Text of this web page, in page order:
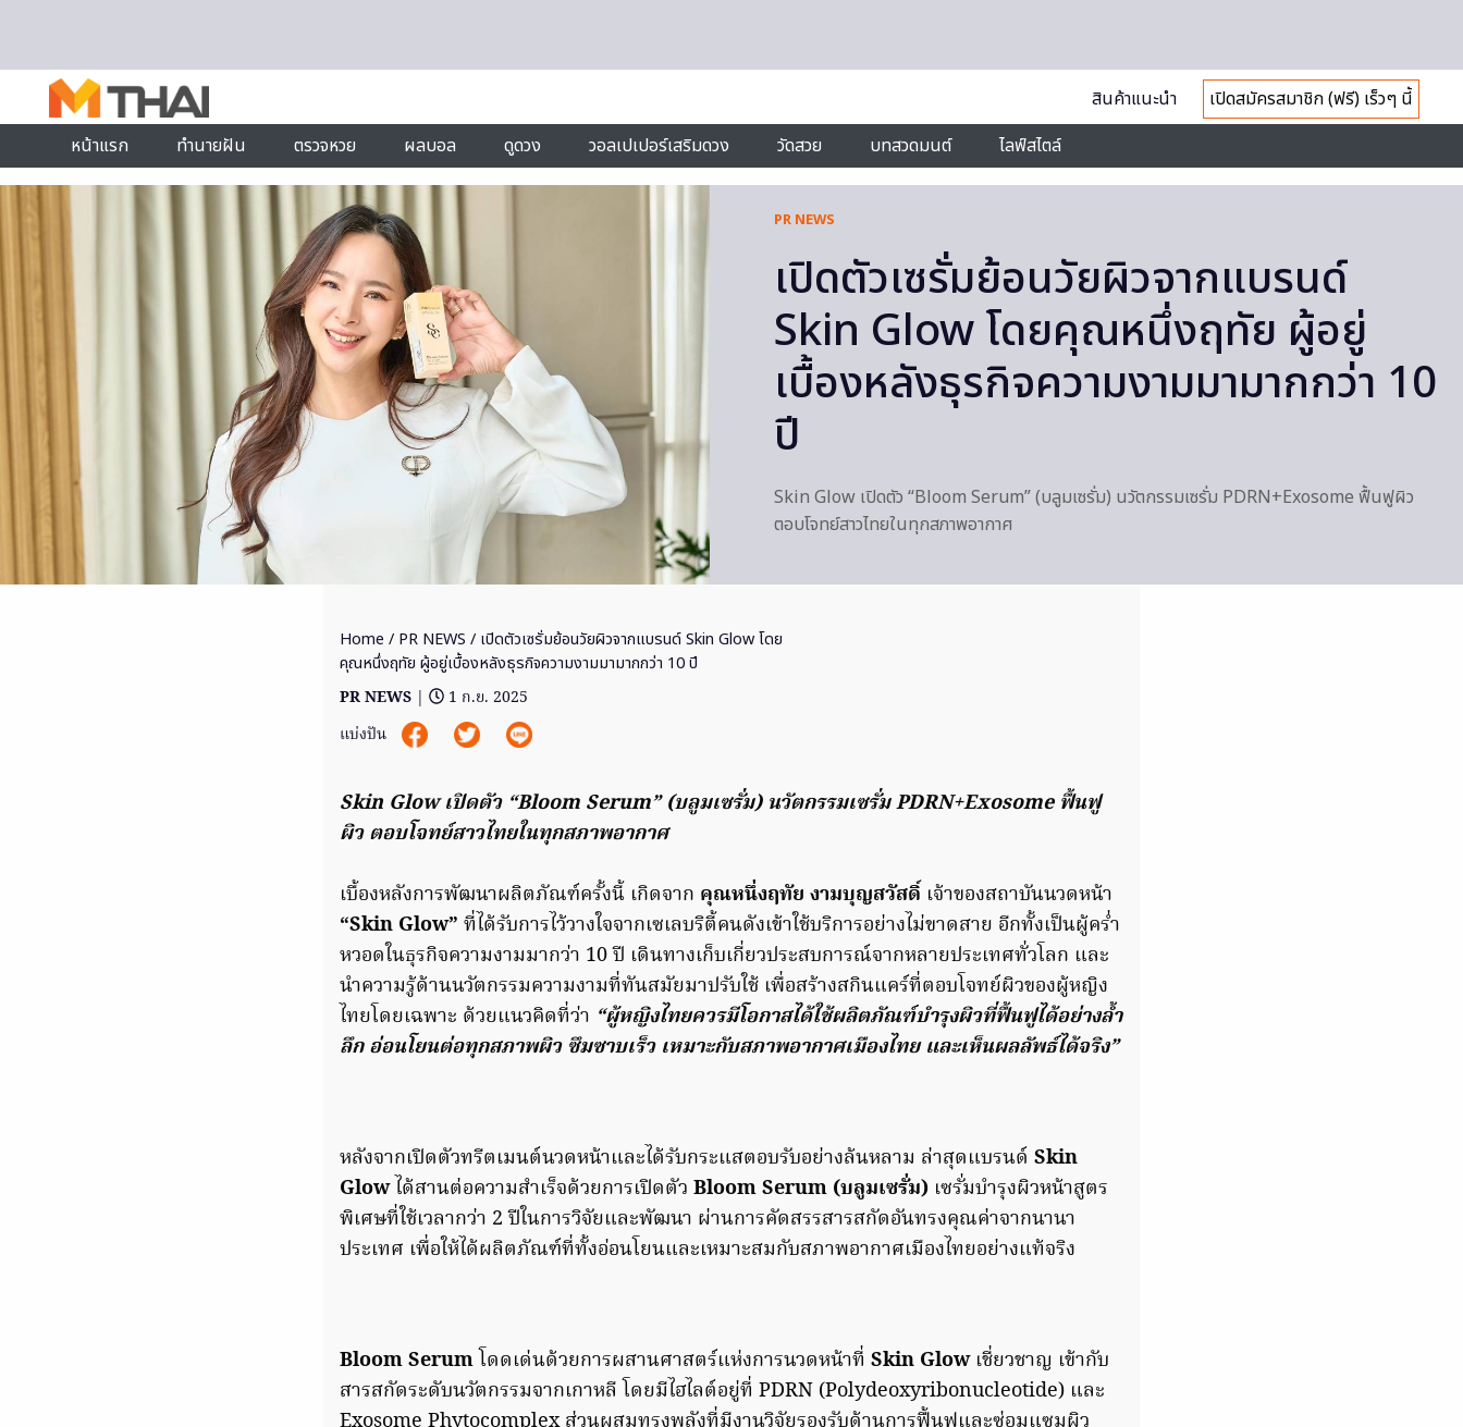
สินค้าแนะนำ
เปิดสมัครสมาชิก (ฟรี) เร็วๆ นี้
หน้าแรก
ทำนายฝัน ตรวจหวย ผลบอล ดูดวง วอลเปเปอร์เสริมดวง วัดสวย บทสวดมนต์ ไลฟ์สไตล์
PR NEWS
เปิดตัวเซรั่มย้อนวัยผิวจากแบรนด์
Skin Glow โดยคุณหนึ่งฤทัย ผู้อยู่
เบื้องหลังธุรกิจความงามมามากกว่า 10
ปี
Skin Glow เปิดตัว “Bloom Serum” (บลูมเซรั่ม) นวัตกรรมเซรั่ม PDRN+Exosome ฟื้นฟูผิว
ตอบโจทย์สาวไทยในทุกสภาพอากาศ
Home / PR NEWS / เปิดตัวเซรั่มย้อนวัยผิวจากแบรนด์ Skin Glow โดย
คุณหนึ่งฤทัย ผู้อยู่เบื้องหลังธุรกิจความงามมามากกว่า 10 ปี
PR NEWS |
1 ก.ย. 2025
แบ่งปัน
Skin Glow เปิดตัว “Bloom Serum” (บลูมเซรั่ม) นวัตกรรมเซรั่ม PDRN+Exosome ฟื้นฟู
ผิว ตอบโจทย์สาวไทยในทุกสภาพอากาศ
เบื้องหลังการพัฒนาผลิตภัณฑ์ครั้งนี้ เกิดจาก คุณหนึ่งฤทัย งามบุญสวัสดิ์ เจ้าของสถาบันนวดหน้า
“Skin Glow” ที่ได้รับการไว้วางใจจากเซเลบริตี้คนดังเข้าใช้บริการอย่างไม่ขาดสาย อีกทั้งเป็นผู้คร่ำ
หวอดในธุรกิจความงามมากว่า 10 ปี เดินทางเก็บเกี่ยวประสบการณ์จากหลายประเทศทั่วโลก และ
นำความรู้ด้านนวัตกรรมความงามที่ทันสมัยมาปรับใช้ เพื่อสร้างสกินแคร์ที่ตอบโจทย์ผิวของผู้หญิง
ไทยโดยเฉพาะ ด้วยแนวคิดที่ว่า “ผู้หญิงไทยควรมีโอกาสได้ใช้ผลิตภัณฑ์บำรุงผิวที่ฟื้นฟูได้อย่างล้ำ
ลึก อ่อนโยนต่อทุกสภาพผิว ซึมซาบเร็ว เหมาะกับสภาพอากาศเมืองไทย และเห็นผลลัพธ์ได้จริง”
หลังจากเปิดตัวทรีตเมนต์นวดหน้าและได้รับกระแสตอบรับอย่างล้นหลาม ล่าสุดแบรนด์ Skin
Glowได้สานต่อความสำเร็จด้วยการเปิดตัว Bloom Serum (บลูมเซรั่ม) เซรั่มบำรุงผิวหน้าสูตร
พิเศษที่ใช้เวลากว่า 2 ปีในการวิจัยและพัฒนา ผ่านการคัดสรรสารสกัดอันทรงคุณค่าจากนานา
ประเทศ เพื่อให้ได้ผลิตภัณฑ์ที่ทั้งอ่อนโยนและเหมาะสมกับสภาพอากาศเมืองไทยอย่างแท้จริง
Bloom Serum โดดเด่นด้วยการผสานศาสตร์แห่งการนวดหน้าที่ Skin Glowเชี่ยวชาญ เข้ากับ
สารสกัดระดับนวัตกรรมจากเกาหลี โดยมีไฮไลต์อยู่ที่ PDRN (Polydeoxyribonucleotide) และ